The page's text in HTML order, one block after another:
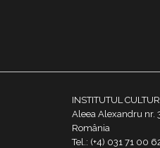
INSTITUTUL
Aleea Alexandru nr.
România
Tel.: (+4) 031 71 00